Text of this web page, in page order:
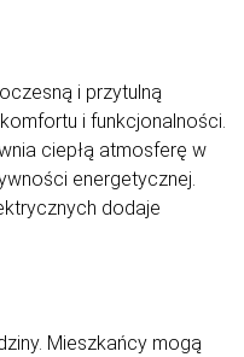
i przytulną
i funkcjonalności.
ciepłą atmosferę w
energetycznej.
dodaje
Mieszkańcy mogą